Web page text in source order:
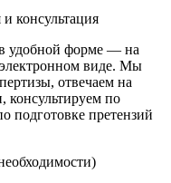
консультация
в удобной форме — на
виде. Мы
отвечаем на
консультируем по
подготовке претензий